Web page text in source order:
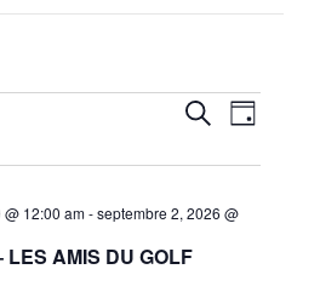
et
de
Recherche
de
Jour
LES AMIS DU GOLF
12:00 am-septembre 2, 2026 @